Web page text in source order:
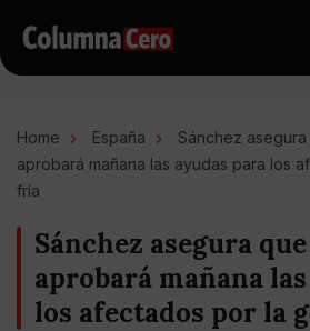
Home España
Sánchez
aprobará mañana las ayudas para los
fría
Sánchez asegura
aprobará mañana
los afectados por la